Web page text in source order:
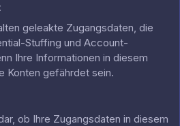
geleakte Zugangsdaten, die
Stuffing und Account-
Ihre Informationen in diesem
Konten gefährdet sein.
ob Ihre Zugangsdaten in diesem